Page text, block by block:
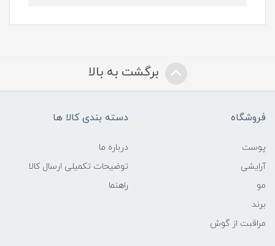
برگشت به بالا
فروشگاه
پوست
آرایشی
مو
برند
مراقبت از گوش
دسته بندی کالا ها
درباره ما
توضیحات تکمیلی ارسال کالا
راهنما